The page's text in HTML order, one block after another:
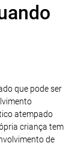
que pode ser
atempado
criança tem
de